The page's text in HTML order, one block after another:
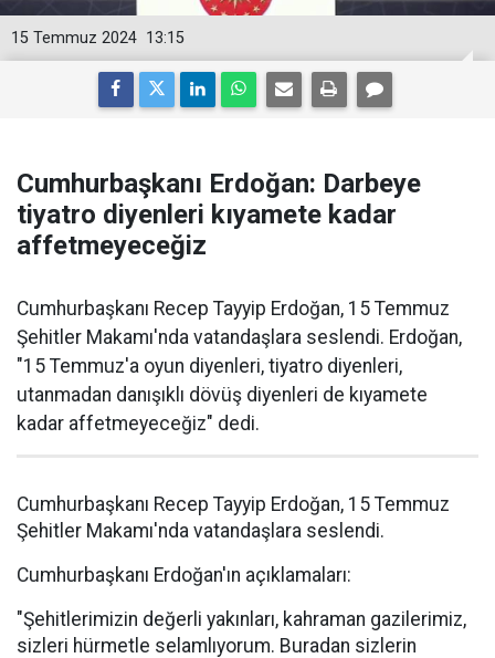
13:15
15 Temmuz 2024
Cumhurbaşkanı Erdoğan: Darbeye
tiyatro diyenleri kıyamete kadar
affetmeyeceğiz
Cumhurbaşkanı Recep Tayyip Erdoğan, 15 Temmuz
Şehitler Makamı'nda vatandaşlara seslendi. Erdoğan,
"15 Temmuz'a oyun diyenleri, tiyatro diyenleri,
utanmadan danışıklı dövüş diyenleri de kıyamete
kadar affetmeyeceğiz" dedi.
Cumhurbaşkanı Recep Tayyip Erdoğan, 15 Temmuz
Şehitler Makamı'nda vatandaşlara seslendi.
Cumhurbaşkanı Erdoğan'ın açıklamaları:
"Şehitlerimizin değerli yakınları, kahraman gazilerimiz,
sizleri hürmetle selamlıyorum. Buradan sizlerin